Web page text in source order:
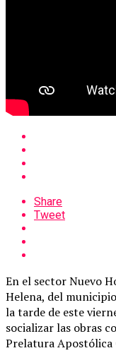
Share
Tweet
En el sector Nuevo
Helena, del
la tarde de este
socializar las obras
Prelatura Apostólica